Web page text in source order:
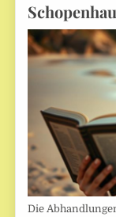
Die